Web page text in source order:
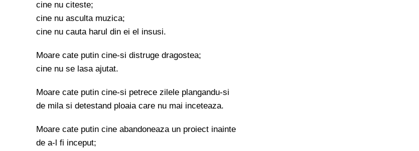
cine nu citeste;
cine nu asculta muzica;
cine nu cauta harul din ei el insusi.
Moare cate putin cine-si distruge dragostea;
cine nu se lasa ajutat.
Moare cate putin cine-si petrece zilele plangandu-si
de mila si detestand ploaia care nu mai inceteaza.
Moare cate putin cine abandoneaza un proiect inainte
de a-l fi inceput;